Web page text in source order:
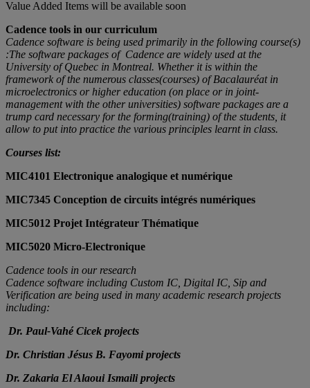
Value Added Items will be available soon
Cadence tools in our curriculum
Cadence software is being used primarily in the following course(s)
:The software packages of Cadence are widely used at the
University of Quebec in Montreal. Whether it is within the
framework of the numerous classes(courses) of Bacalauréat in
microelectronics or higher education (on place or in joint-
management with the other universities) software packages are a
trump card necessary for the forming(training) of the students, it
allow to put into practice the various principles learnt in class.
Courses list:
MIC4101 Electronique analogique et numérique
MIC7345 Conception de circuits intégrés numériques
MIC5012 Projet Intégrateur Thématique
MIC5020 Micro-Electronique
Cadence tools in our research
Cadence software including Custom IC, Digital IC, Sip and
Verification are being used in many academic research projects
including:
Dr. Paul-Vahé Cicek projects
Dr. Christian Jésus B. Fayomi projects
Dr. Zakaria El Alaoui Ismaili projects